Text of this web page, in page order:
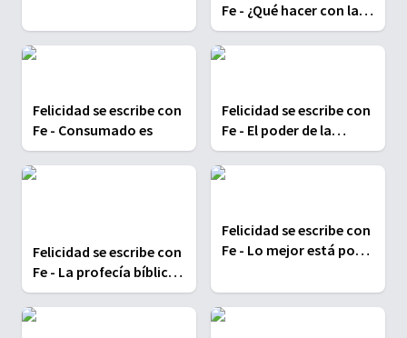
Fe - ¿Qué hacer con la
gente?
Felicidad se escribe con
Fe - Consumado es
Felicidad se escribe con
Fe - El poder de la
oración
Felicidad se escribe con
Fe - La profecía bíblica
más sorprendente
Felicidad se escribe con
Fe - Lo mejor está por